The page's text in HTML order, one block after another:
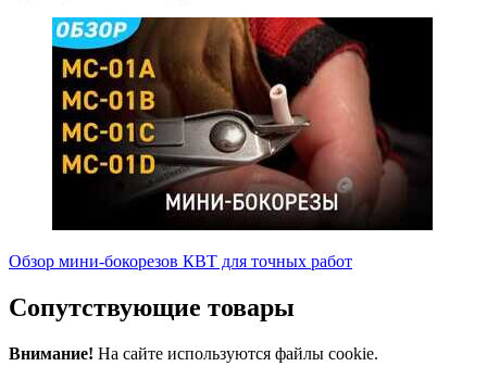
Обзор мини-бокорезов КВТ для точных работ
Сопутствующие товары
Внимание! На сайте используются файлы cookie.